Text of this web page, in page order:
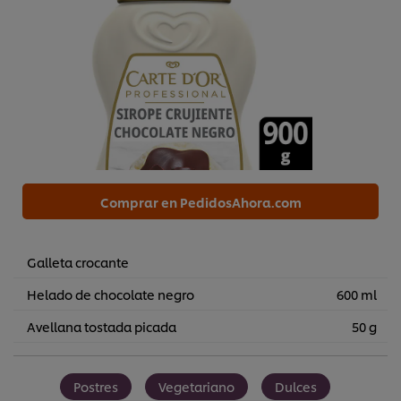
Comprar en PedidosAhora.com
Galleta crocante
Helado de chocolate negro
600 ml
Avellana tostada picada
50 g
Postres Vegetariano Dulces